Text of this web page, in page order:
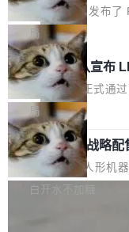
r Day）将在杭州启航
链企业和开发者，邀请
问，围绕开源鸿蒙技术
配、功耗与稳定性调优
等内容展开系统讲解和
步了解开源鸿蒙在智能...
opilot coding agent 全
恢复，大约 12 小时。
起事故，其中四起与
Hub 员工 kdaigle 在
据：2025 年全年 10 亿
2.75 亿次，全年预计
进的编程 Agent，
专家基线
Prime Intellect 发布了
的编程 Agent Harness
象：Recursive
ontinual Harness。在
上，Prime Agent +
5% RHAE Best@1，
家基线 95.4%。 不是
器 Prime Agent 的架构
agent 有本质区别。大
计是基于早期模型的
局
Rust 项目团队宣布
止，但你要承认哪些
Rust 语言项目正式通
覆盖 rust-lang/rust 单
是项目级别的官方立场
但它可能是主流开源项
细致的一份规则。 政策
可以用来分析、提炼、
局
宇树科技 IPO 战略
ek 获配 93.3 万股，
8月6日晚间，“人形机
有限公司披露IPO发行
白开水不加糖